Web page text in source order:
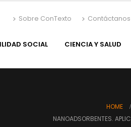
Sobre ConTexto Contáctanos
SOCIAL CIENCIA Y SALUD
HOME
NANOADSORBENTES.